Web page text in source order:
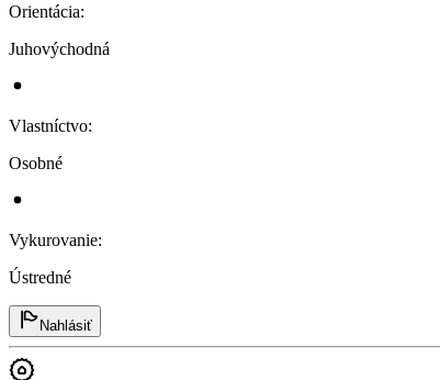
Orientácia:
Juhovýchodná
Vlastníctvo:
Osobné
Vykurovanie:
Ústredné
Nahlásiť